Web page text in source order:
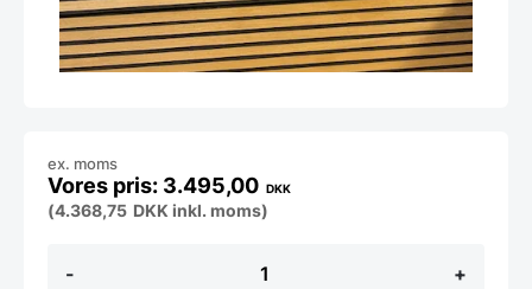
-
fra
+
3.495,00 DKK
ex. moms
(4.368,75 DKK inkl. moms)